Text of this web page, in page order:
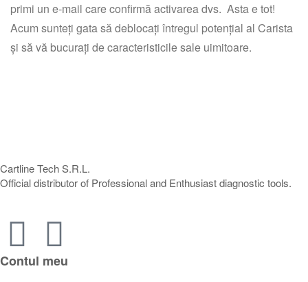
primi un e-mail care confirmă activarea dvs. Asta e tot!
Acum sunteți gata să deblocați întregul potențial al Carista
și să vă bucurați de caracteristicile sale uimitoare.
Cartline Tech S.R.L.
Official distributor of Professional and Enthusiast diagnostic tools.
Contul meu